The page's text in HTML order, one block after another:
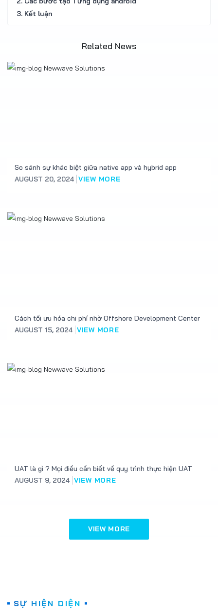
3. Kết luận
Related News
So sánh sự khác biệt giữa native app và hybrid app
AUGUST 20, 2024 VIEW MORE
Cách tối ưu hóa chi phí nhờ Offshore Development Center
AUGUST 15, 2024 VIEW MORE
UAT là gì ? Mọi điều cần biết về quy trình thực hiện UAT
AUGUST 9, 2024 VIEW MORE
VIEW MORE
SỰ HIỆN DIỆN